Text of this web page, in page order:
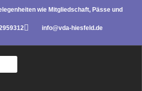
wie Mitgliedschaft, Pässe und
info@vda-hiesfeld.de